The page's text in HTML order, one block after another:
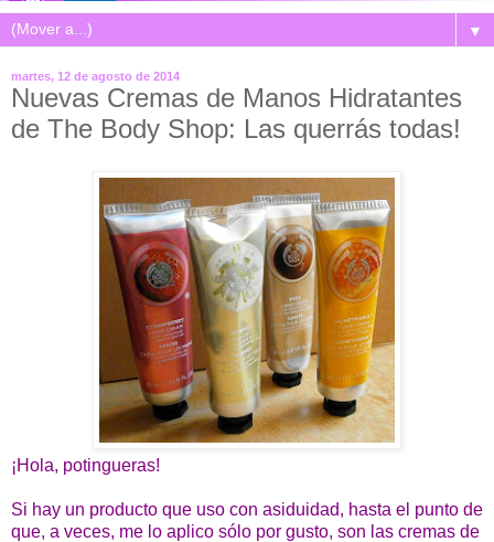
▼
martes, 12 de agosto de 2014
Nuevas Cremas de Manos Hidratantes
de The Body Shop: Las querrás todas!
¡Hola, potingueras!
Si hay un producto que uso con asiduidad, hasta el punto de
que, a veces, me lo aplico sólo por gusto, son las cremas de